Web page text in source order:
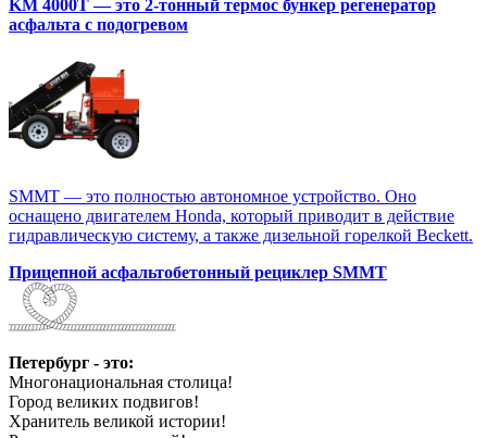
KM 4000T — это 2-тонный термос бункер регенератор
асфальта с подогревом
SMMT — это полностью автономное устройство. Оно
оснащено двигателем Honda, который приводит в действие
гидравлическую систему, а также дизельной горелкой Beckett.
Прицепной асфальтобетонный рециклер SMMT
Петербург - это:
Многонациональная столица!
Город великих подвигов!
Хранитель великой истории!